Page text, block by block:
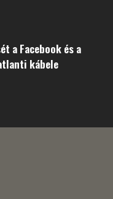
a Facebook és a
kábele